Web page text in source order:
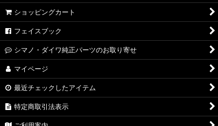
【シマノ】07ステラ［STELLA］対応 カスタムパーツ
【シマノ】19-22ステラSW［STELLA SW］対応 カスタムパー
ツ
【シマノ】08ステラSW［STELLA SW］対応 カスタムパーツ
【シマノ】01ステラSW［STELLA SW］対応 カスタムパーツ
ショッピングカート
フェイスブック
シマノ・ダイワ純正パーツのお取り寄せ
マイページ
最近チェックしたアイテム
特定商取引法表示